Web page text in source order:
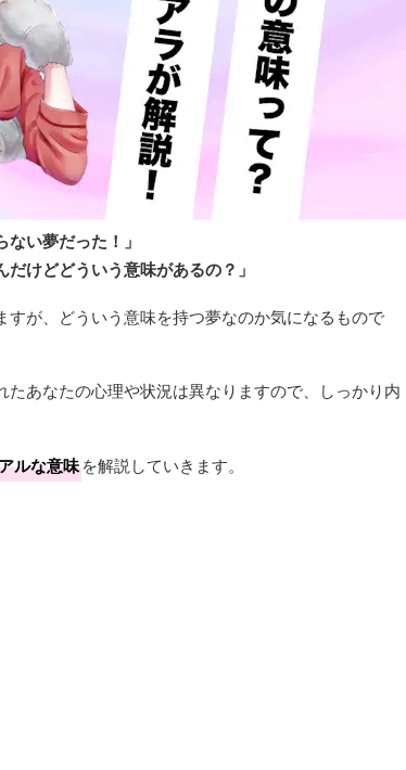
い夢だった！」
けどどういう意味があるの？」
が、どういう意味を持つ夢なのか気になるもので
あなたの心理や状況は異なりますので、しっかり内
ルな意味を解説していきます。